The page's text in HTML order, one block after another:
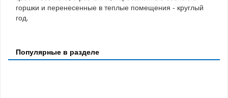
горшки и перенесенные в теплые помещения - круглый
год.
Популярные в разделе